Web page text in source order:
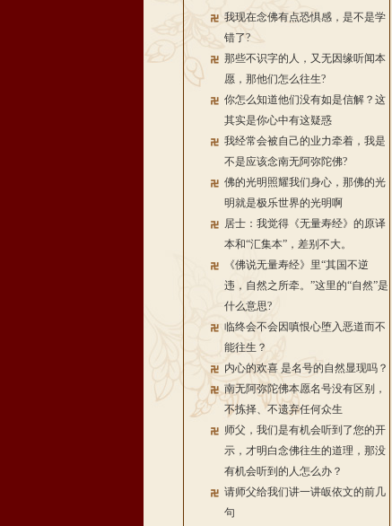
我现在念佛有点恐惧感，是不是学
错了?
那些不识字的人，又无因缘听闻本
愿，那他们怎么往生?
你怎么知道他们没有如是信解？这
其实是你心中有这疑惑
我经常会被自己的业力牵着，我是
不是应该念南无阿弥陀佛?
佛的光明照耀我们身心，那佛的光
明就是极乐世界的光明啊
居士：我觉得《无量寿经》的原译
本和“汇集本”，差别不大。
《佛说无量寿经》里“其国不逆
违，自然之所牵。”这里的“自然”是
什么意思?
临终会不会因嗔恨心堕入恶道而不
能往生？
内心的欢喜 是名号的自然显现吗？
南无阿弥陀佛本愿名号没有区别，
不拣择、不遗弃任何众生
师父，我们是有机会听到了您的开
示，才明白念佛往生的道理，那没
有机会听到的人怎么办？
请师父给我们讲一讲皈依文的前几
句